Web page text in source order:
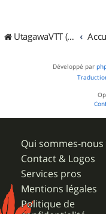
UtagawaVTT (Randos VTT et VTTAE avec traces GPS)
Développé par
Qui sommes-nous
Contact & Logos
Services pros
Mentions légales
Politique de